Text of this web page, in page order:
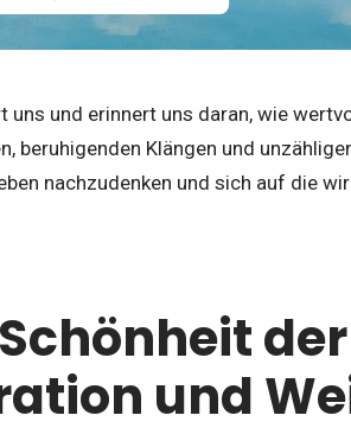
uns und erinnert uns daran, wie
beruhigenden Klängen und
nachzudenken und sich auf die
und